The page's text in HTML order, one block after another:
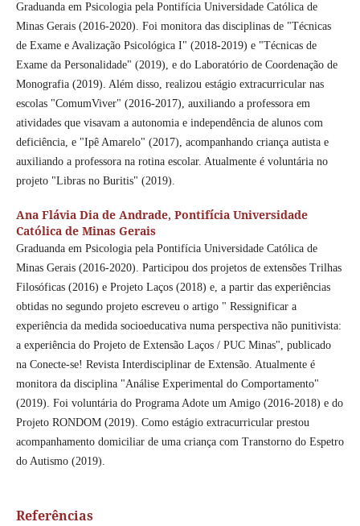
Graduanda em Psicologia pela Pontifícia Universidade Católica de
Minas Gerais (2016-2020). Foi monitora das disciplinas de "Técnicas
de Exame e Avalização Psicológica I" (2018-2019) e "Técnicas de
Exame da Personalidade" (2019), e do Laboratório de Coordenação de
Monografia (2019). Além disso, realizou estágio extracurricular nas
escolas "ComumViver" (2016-2017), auxiliando a professora em
atividades que visavam a autonomia e independência de alunos com
deficiência, e "Ipê Amarelo" (2017), acompanhando criança autista e
auxiliando a professora na rotina escolar. Atualmente é voluntária no
projeto "Libras no Buritis" (2019).
Ana Flávia Dia de Andrade, Pontifícia Universidade
Católica de Minas Gerais
Graduanda em Psicologia pela Pontifícia Universidade Católica de
Minas Gerais (2016-2020). Participou dos projetos de extensões Trilhas
Filosóficas (2016) e Projeto Laços (2018) e, a partir das experiências
obtidas no segundo projeto escreveu o artigo " Ressignificar a
experiência da medida socioeducativa numa perspectiva não punitivista:
a experiência do Projeto de Extensão Laços / PUC Minas", publicado
na Conecte-se! Revista Interdisciplinar de Extensão. Atualmente é
monitora da disciplina "Análise Experimental do Comportamento"
(2019). Foi voluntária do Programa Adote um Amigo (2016-2018) e do
Projeto RONDOM (2019). Como estágio extracurricular prestou
acompanhamento domiciliar de uma criança com Transtorno do Espetro
do Autismo (2019).
Referências